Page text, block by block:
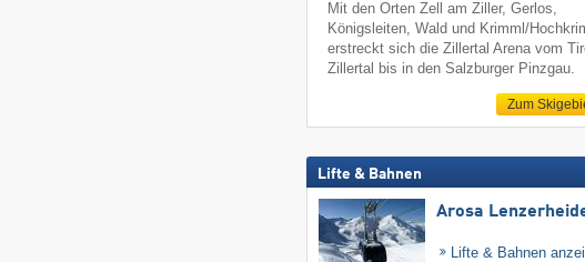
Mit den Orten Zell am Ziller, Gerlos,
Königsleiten, Wald und Krimml/
erstreckt sich die Zillertal Arena vom
Zillertal bis in den Salzburger Pinzgau.
Zum
Lifte & Bahnen
Arosa
Lifte & Bahnen